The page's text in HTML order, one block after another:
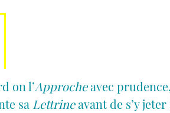
on l’Approcheavec
sa Lettrineavant de s’y jeter